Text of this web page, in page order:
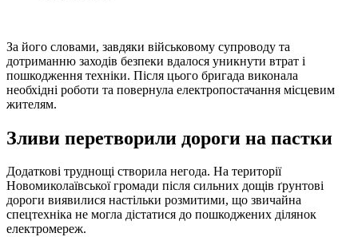
За його словами, завдяки військовому супроводу та
дотриманню заходів безпеки вдалося уникнути втрат і
пошкодження техніки. Після цього бригада виконала
необхідні роботи та повернула електропостачання місцевим
жителям.
Зливи перетворили дороги на пастки
Додаткові труднощі створила негода. На території
Новомиколаївської громади після сильних дощів ґрунтові
дороги виявилися настільки розмитими, що звичайна
спецтехніка не могла дістатися до пошкоджених ділянок
електромереж.